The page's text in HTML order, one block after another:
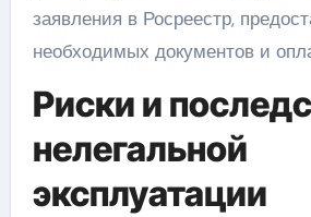
заявления в Росреестр,
необходимых документов и
Риски и
нелегальной
эксплуатации